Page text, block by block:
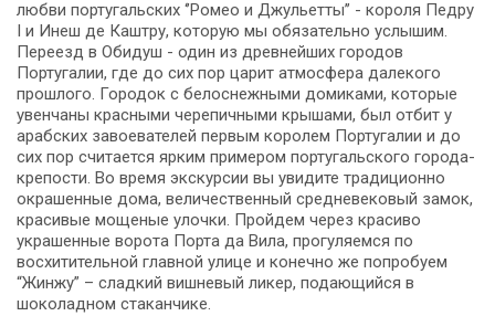
любви португальских ‘’Ромео и Джульетты’’ - короля Педру
I и Инеш де Каштру, которую мы обязательно услышим.
Переезд в Обидуш - один из древнейших городов
Португалии, где до сих пор царит атмосфера далекого
прошлого. Городок с белоснежными домиками, которые
увенчаны красными черепичными крышами, был отбит у
арабских завоевателей первым королем Португалии и до
сих пор считается ярким примером португальского города-
крепости. Во время экскурсии вы увидите традиционно
окрашенные дома, величественный средневековый замок,
красивые мощеные улочки. Пройдем через красиво
украшенные ворота Порта да Вила, прогуляемся по
восхитительной главной улице и конечно же попробуем
“Жинжу” – сладкий вишневый ликер, подающийся в
шоколадном стаканчике.